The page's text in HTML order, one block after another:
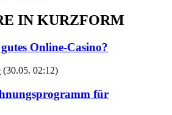
IN KURZFORM
Online-Casino?
(30.05. 02:12)
für